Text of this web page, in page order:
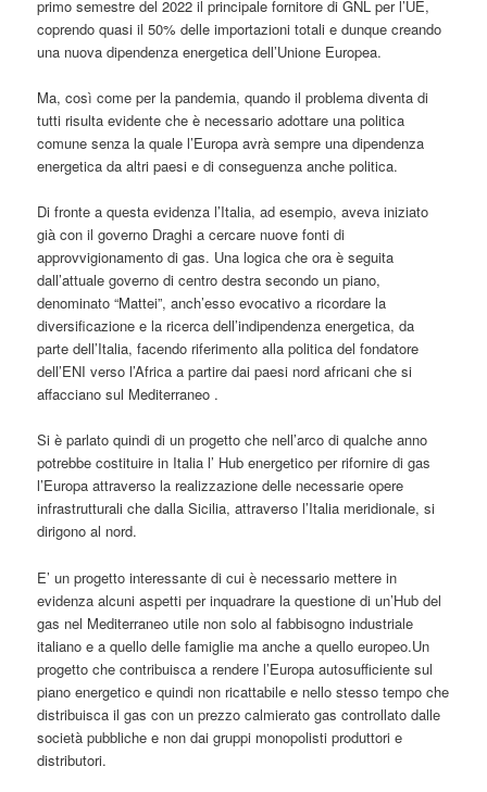
primo semestre del 2022 il principale fornitore di GNL per l’UE,
coprendo quasi il 50% delle importazioni totali e dunque creando
una nuova dipendenza energetica dell’Unione Europea.
Ma, così come per la pandemia, quando il problema diventa di
tutti risulta evidente che è necessario adottare una politica
comune senza la quale l’Europa avrà sempre una dipendenza
energetica da altri paesi e di conseguenza anche politica.
Di fronte a questa evidenza l’Italia, ad esempio, aveva iniziato
già con il governo Draghi a cercare nuove fonti di
approvvigionamento di gas. Una logica che ora è seguita
dall’attuale governo di centro destra secondo un piano,
denominato “Mattei”, anch’esso evocativo a ricordare la
diversificazione e la ricerca dell’indipendenza energetica, da
parte dell’Italia, facendo riferimento alla politica del fondatore
dell’ENI verso l’Africa a partire dai paesi nord africani che si
affacciano sul Mediterraneo .
Si è parlato quindi di un progetto che nell’arco di qualche anno
potrebbe costituire in Italia l’ Hub energetico per rifornire di gas
l’Europa attraverso la realizzazione delle necessarie opere
infrastrutturali che dalla Sicilia, attraverso l’Italia meridionale, si
dirigono al nord.
E’ un progetto interessante di cui è necessario mettere in
evidenza alcuni aspetti per inquadrare la questione di un’Hub del
gas nel Mediterraneo utile non solo al fabbisogno industriale
italiano e a quello delle famiglie ma anche a quello europeo.Un
progetto che contribuisca a rendere l’Europa autosufficiente sul
piano energetico e quindi non ricattabile e nello stesso tempo che
distribuisca il gas con un prezzo calmierato gas controllato dalle
società pubbliche e non dai gruppi monopolisti produttori e
distributori.